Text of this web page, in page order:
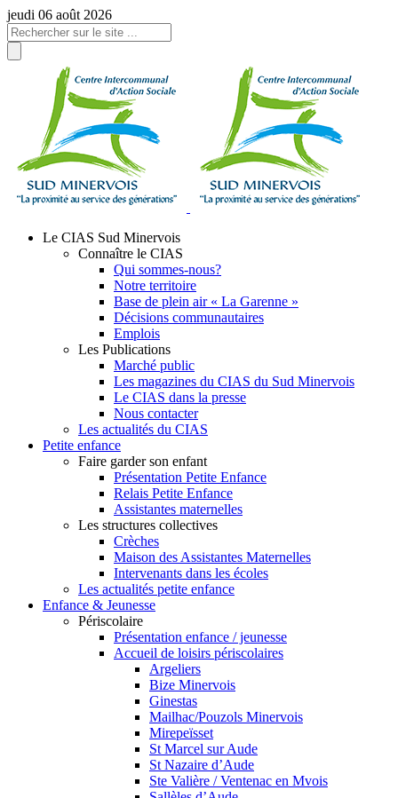
Panneau de gestion des cookies
jeudi 06 août 2026
Le CIAS Sud Minervois
Connaître le CIAS
Qui sommes-nous?
Notre territoire
Base de plein air « La Garenne »
Décisions communautaires
Emplois
Les Publications
Marché public
Les magazines du CIAS du Sud Minervois
Le CIAS dans la presse
Nous contacter
Les actualités du CIAS
Petite enfance
Faire garder son enfant
Présentation Petite Enfance
Relais Petite Enfance
Assistantes maternelles
Les structures collectives
Crèches
Maison des Assistantes Maternelles
Intervenants dans les écoles
Les actualités petite enfance
Enfance & Jeunesse
Périscolaire
Présentation enfance / jeunesse
Accueil de loisirs périscolaires
Argeliers
Bize Minervois
Ginestas
Mailhac/Pouzols Minervois
Mirepeïsset
St Marcel sur Aude
St Nazaire d’Aude
Ste Valière / Ventenac en Mvois